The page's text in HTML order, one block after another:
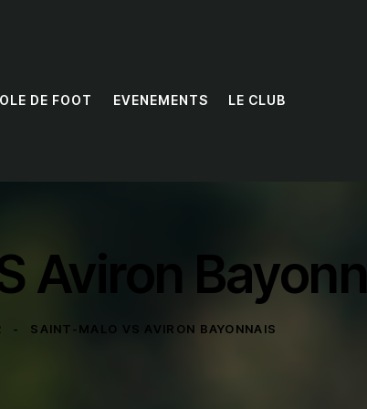
DE FOOT EVENEMENTS LE CLUB
Aviron
SAINT-MALO VS AVIRON BAYONNAIS